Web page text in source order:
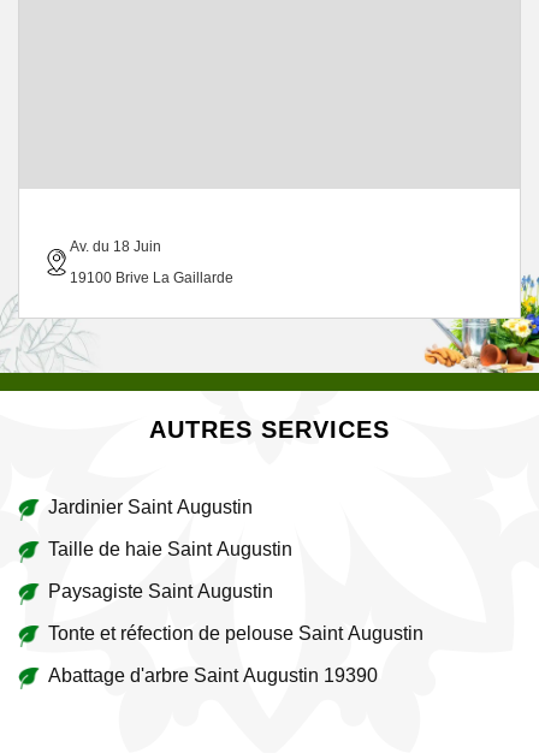
Av. du 18 Juin
19100 Brive La Gaillarde
AUTRES SERVICES
Jardinier Saint Augustin
Taille de haie Saint Augustin
Paysagiste Saint Augustin
Tonte et réfection de pelouse Saint Augustin
Abattage d'arbre Saint Augustin 19390